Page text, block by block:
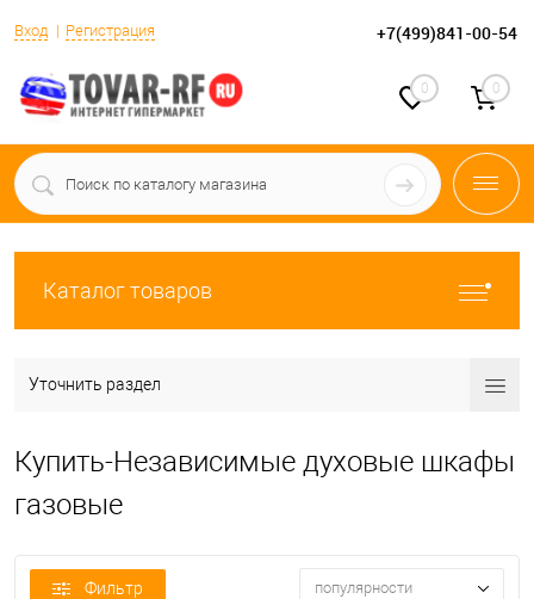
Вход Регистрация +7(499)841-00-54
0 0
Каталог товаров
Уточнить раздел
Купить-Независимые духовые шкафы
газовые
Фильтр популярности